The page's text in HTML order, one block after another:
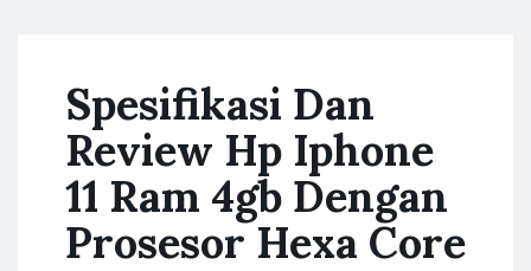
Spesifikasi Dan
Review Hp Iphone
11 Ram 4gb Dengan
Prosesor Hexa Core